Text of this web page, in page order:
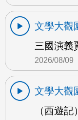
文學大觀
三國演義
2026/08/09
文學大觀
（西遊記